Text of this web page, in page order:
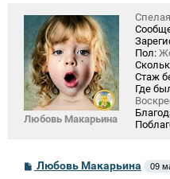
Любовь Макарьина
Пол:
Стаж
Где
С
Любовь Макарьина 09